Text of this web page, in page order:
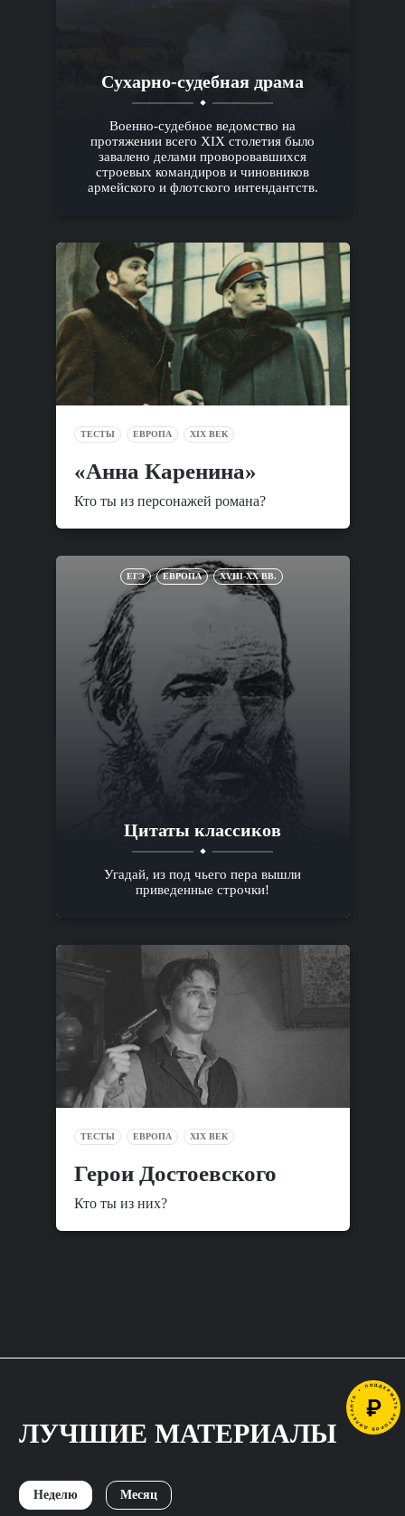
Сухарно-судебная драма
Военно-судебное ведомство на
протяжении всего XIX столетия было
завалено делами проворовавшихся
строевых командиров и чиновников
армейского и флотского интендантств.
ТЕСТЫ ЕВРОПА XIX ВЕК
«Анна Каренина»
Кто ты из персонажей романа?
ЕГЭ ЕВРОПА XVIII-XX ВВ.
Цитаты классиков
Угадай, из под чьего пера вышли
приведенные строчки!
ТЕСТЫ ЕВРОПА XIX ВЕК
Герои Достоевского
Кто ты из них?
ЛУЧШИЕ МАТЕРИАЛЫ
Неделю Месяц